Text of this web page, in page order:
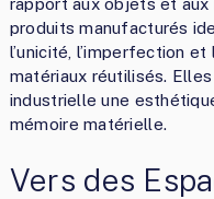
produits manufacturés
l’unicité, l’imperfection
matériaux réutilisés.
industrielle une
mémoire matérielle.
Vers des